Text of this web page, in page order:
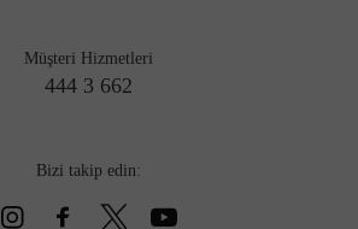
Müşteri Hizmetleri
444 3 662
Bizi takip edin: